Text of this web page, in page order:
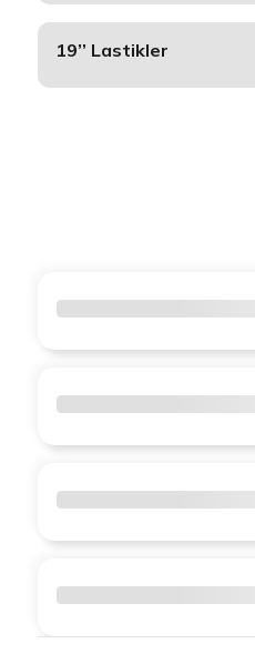
19’’ Lastikler